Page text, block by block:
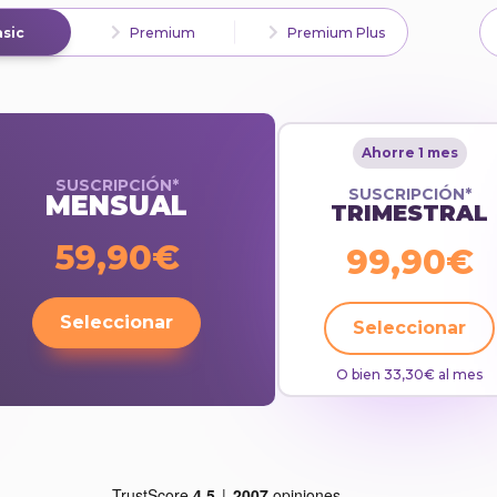
Premium Premium Plus
SUSCRIPCIÓN*
MENSUAL
59,90€
Seleccionar
Ahorre 1 mes
SUSCRIPCIÓN*
TRIMESTRAL
99,90€
Seleccionar
O bien 33,30€ al mes